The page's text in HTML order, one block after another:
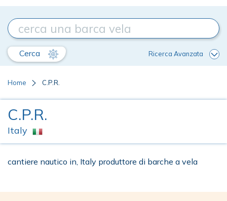
Cerca Ricerca Avanzata
Home C.P.R.
C.P.R.
Italy
cantiere nautico in, Italy produttore di barche a vela